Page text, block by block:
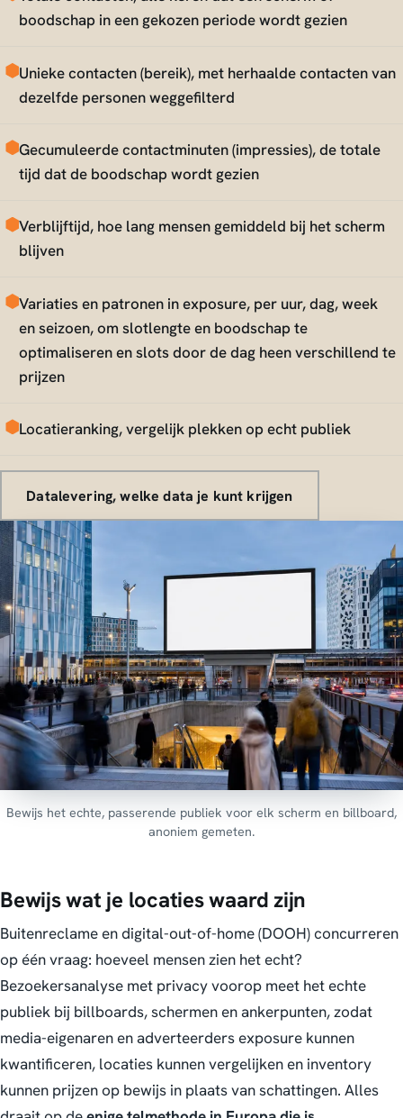
boodschap in een gekozen periode wordt gezien
Unieke contacten (bereik), met herhaalde contacten van
dezelfde personen weggefilterd
Gecumuleerde contactminuten (impressies), de totale
tijd dat de boodschap wordt gezien
Verblijftijd, hoe lang mensen gemiddeld bij het scherm
blijven
Variaties en patronen in exposure, per uur, dag, week
en seizoen, om slotlengte en boodschap te
optimaliseren en slots door de dag heen verschillend te
prijzen
Locatieranking, vergelijk plekken op echt publiek
Datalevering, welke data je kunt krijgen
Bewijs het echte, passerende publiek voor elk scherm en billboard,
anoniem gemeten.
Bewijs wat je locaties waard zijn
Buitenreclame en digital-out-of-home (DOOH) concurreren
op één vraag: hoeveel mensen zien het echt?
Bezoekersanalyse met privacy voorop meet het echte
publiek bij billboards, schermen en ankerpunten, zodat
media-eigenaren en adverteerders exposure kunnen
kwantificeren, locaties kunnen vergelijken en inventory
kunnen prijzen op bewijs in plaats van schattingen. Alles